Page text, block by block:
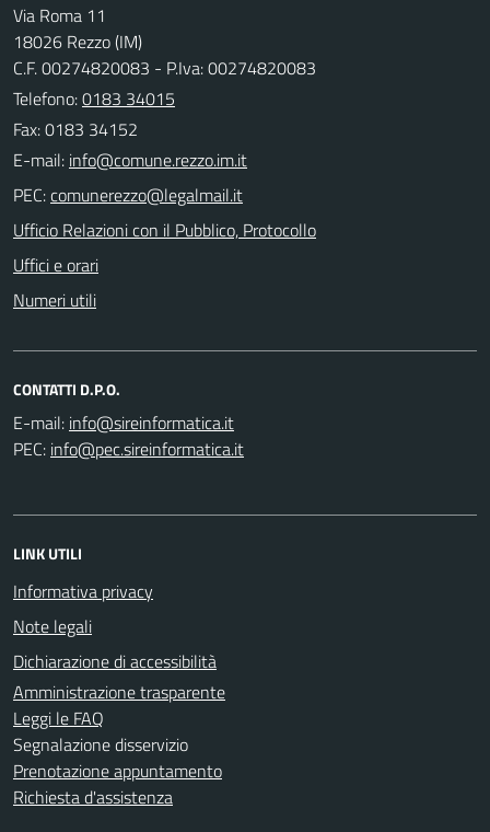
Via Roma 11
18026 Rezzo (IM)
C.F. 00274820083 - P.Iva: 00274820083
Telefono:0183 34015
Fax: 0183 34152
E-mail:
PEC:
Ufficio Relazioni con il Pubblico, Protocollo
Uffici e orari
Numeri utili
CONTATTI D.P.O.
E-mail:
PEC:
LINK UTILI
Informativa privacy
Note legali
Dichiarazione di accessibilità
Amministrazione trasparente
Leggi le FAQ
Segnalazione disservizio
Prenotazione appuntamento
Richiesta d'assistenza